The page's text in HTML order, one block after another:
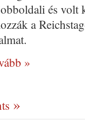
és volt
a
»